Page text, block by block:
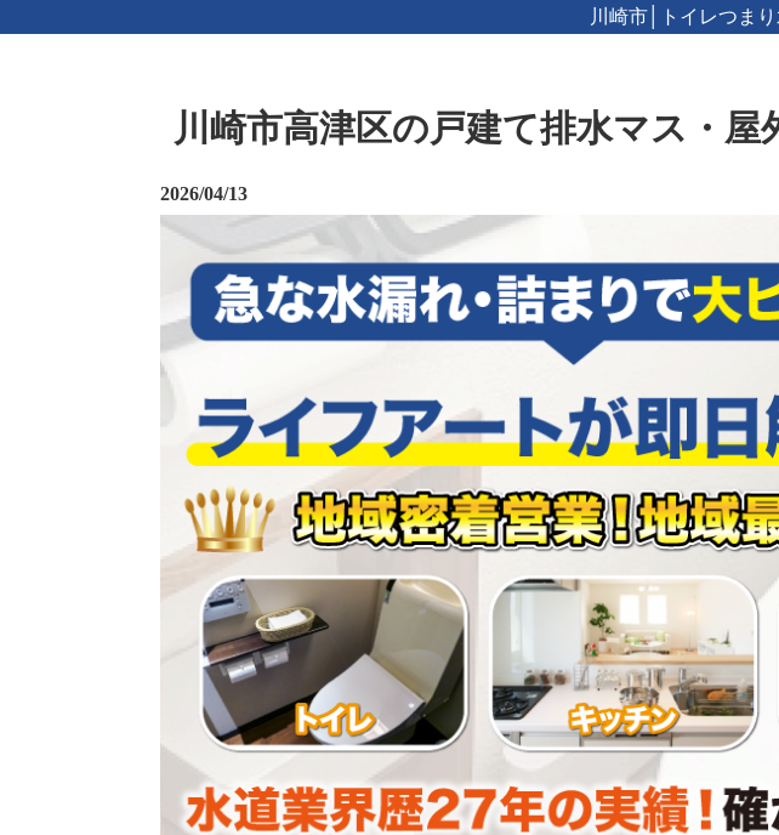
川崎市│トイレつま
川崎市高津区の戸建て排水マス・
2026/04/13